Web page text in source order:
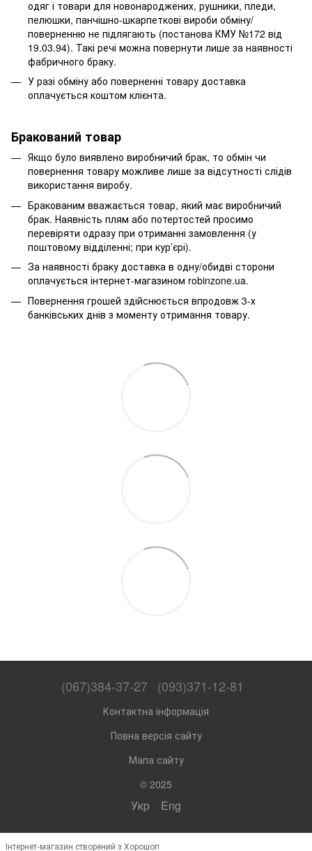
одяг і товари для новонароджених, рушники, пледи,
пелюшки, панчішно-шкарпеткові вироби обміну/
поверненню не підлягають (постанова КМУ №172 від
19.03.94). Такі речі можна повернути лише за наявності
фабричного браку.
У разі обміну або поверненні товару доставка
оплачується коштом клієнта.
Бракований товар
Якщо було виявлено виробничий брак, то обмін чи
повернення товару можливе лише за відсутності слідів
використання виробу.
Бракованим вважається товар, який має виробничий
брак. Наявність плям або потертостей просимо
перевіряти одразу при отриманні замовлення (у
поштовому відділенні; при кур’єрі).
За наявності браку доставка в одну/обидві сторони
оплачується інтернет-магазином robinzone.ua.
Повернення грошей здійснюється впродовж 3-х
банківських днів з моменту отримання товару.
(067)384-37-27 (093)371-12-81
Контактна інформація
Повна версія сайту
Мапа сайту
© 2025
Укр Eng
Інтернет-магазин створений з Хорошоп